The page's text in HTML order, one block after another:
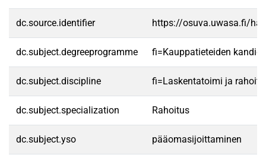
dc.source.identifier https://osuva.uwasa.fi/
dc.subject.degreeprogramme fi=Kauppatieteiden
dc.subject.discipline fi=Laskentatoimi ja
dc.subject.specialization Rahoitus
dc.subject.yso pääomasijoittaminen